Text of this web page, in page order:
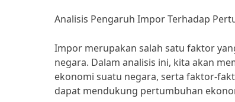
Analisis Pengaruh Impor Terhadap
Impor merupakan salah satu faktor
negara. Dalam analisis ini, kita akan
ekonomi suatu negara, serta faktor-
dapat mendukung pertumbuhan